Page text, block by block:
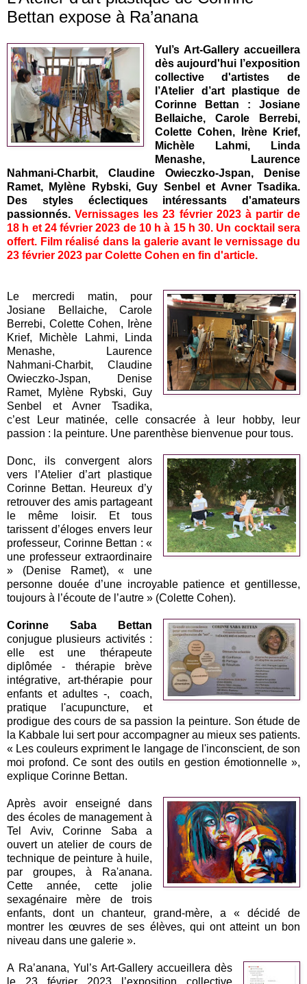
Bettan expose à Ra’anana
Yul’s Art-Gallery accueillera
dès aujourd'hui l’exposition
collective d'artistes de
l’Atelier d’art plastique de
Corinne Bettan : Josiane
Bellaiche, Carole Berrebi,
Colette Cohen, Irène Krief,
Michèle Lahmi,
Linda
Menashe, Laurence
Nahmani-Charbit, Claudine Owieczko-Jspan, Denise
Ramet,
Mylène Rybski,Guy Senbel et Avner Tsadika.
Des styles éclectiques intéressants d'amateurs
passionnés.Vernissages les 23 février 2023 à partir de
18 h et 24 février 2023 de 10 h à 15 h 30. Un cocktail sera
offert. Film réalisé dans la galerie avant le vernissage du
23 février 2023 par Colette Cohen en fin d'article.
Le mercredi matin, pour
Josiane Bellaiche, Carole
Berrebi, Colette Cohen, Irène
Krief, Michèle Lahmi, Linda
Menashe, Laurence
Nahmani-Charbit, Claudine
Owieczko-Jspan, Denise
Ramet, Mylène Rybski, Guy
Senbel et Avner Tsadika,
c’est Leur matinée, celle consacrée à leur hobby, leur
passion : la peinture. Une parenthèse bienvenue pour tous.
Donc, ils convergent alors
vers l’Atelier d’art plastique
Corinne Bettan. Heureux d’y
retrouver des amis partageant
le même loisir. Et tous
tarissent d’éloges envers leur
professeur, Corinne Bettan : «
une professeur extraordinaire
» (Denise Ramet), « une
personne douée d’une incroyable patience et gentillesse,
toujours à l’écoute de l’autre » (Colette Cohen).
Corinne Saba Bettan
conjugue plusieurs activités :
elle est une thérapeute
diplômée - thérapie brève
intégrative, art-thérapie pour
enfants et adultes -, coach,
pratique l'acupuncture, et
prodigue des cours de sa passion la peinture. Son étude de
la Kabbale lui sert pour accompagner au mieux ses patients.
« Les couleurs expriment le langage de l'inconscient, de son
moi profond. Ce sont des outils en gestion émotionnelle »,
explique Corinne Bettan.
Après avoir enseigné dans
des écoles de management à
Tel Aviv, Corinne Saba a
ouvert un atelier de cours de
technique de peinture à huile,
par groupes, à Ra'anana.
Cette année, cette jolie
sexagénaire mère de trois
enfants, dont un chanteur, grand-mère, a « décidé de
montrer les œuvres de ses élèves, qui ont atteint un bon
niveau dans une galerie ».
A Ra’anana,Yul’s Art-Gallery accueillera dès
le 23 février 2023 l’exposition collective